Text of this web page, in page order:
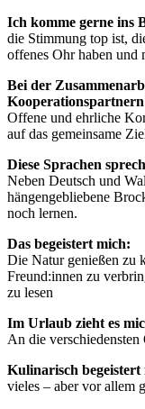
Ich komme gerne ins
die Stimmung top ist,
offenes Ohr haben und
Bei der
Offene und ehrliche
auf das gemeinsame
Diese Sprachen
Neben Deutsch und
hängengebliebene
noch lernen.
Das begeistert mich:
Die Natur genießen zu
Freund:innen zu
zu lesen
Im Urlaub zieht es
An die
Kulinarisch
vieles – aber vor allem